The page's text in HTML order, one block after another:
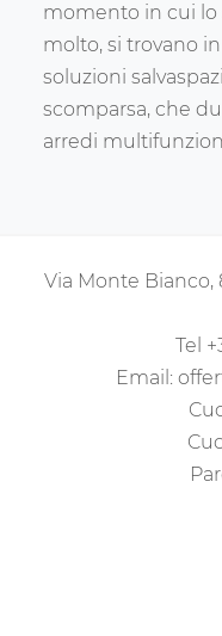
momento in cui lo
molto, si trovano
soluzioni
scomparsa, che
arredi
Via Monte Bianco,
Tel
Email: